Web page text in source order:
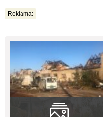
Reklama: